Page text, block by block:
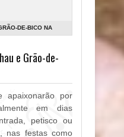
DE-BICO NA
e Grão-de-
apaixonarão por
em dias
petisco ou
nas festas como